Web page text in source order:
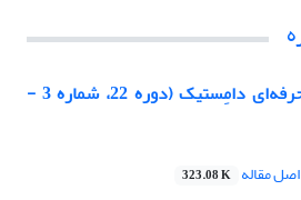
شناسنامه علمی نشریه حرفه‌ای دامِستیک (دوره 22، شماره 3 -
اصل مقاله 323.08 K